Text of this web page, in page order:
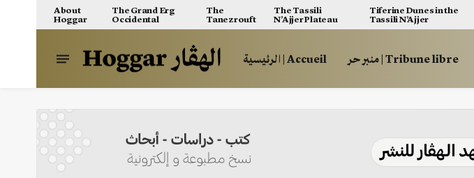
About
Hoggar
The Grand Erg
Occidental
The
Tanezrouft
The Tassili
N’Ajjer Plateau
Tiferine Dunes in the
Tassili N’Ajjer
الرئيسية | Accueil منبر حر | Tribune libre